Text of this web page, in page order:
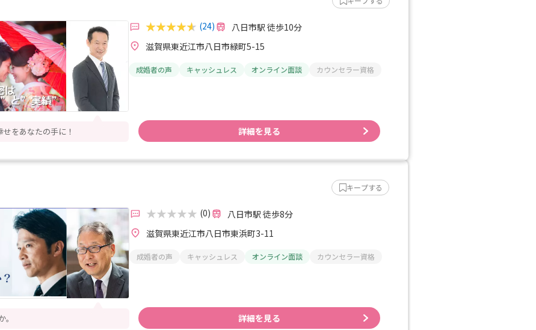
をあなたの手に！
(24)
八日市駅 徒歩10分
滋賀県東近江市八日市緑町5-15
成婚者の声 キャッシュレス オンライン面談 カウンセラー資格
詳細を見る
キープする
(0)
八日市駅 徒歩8分
滋賀県東近江市八日市東浜町3-11
成婚者の声 キャッシュレス オンライン面談 カウンセラー資格
詳細を見る